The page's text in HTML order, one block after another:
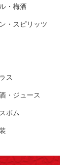
・梅酒
・スピリッツ
ス
・ジュース
ボム